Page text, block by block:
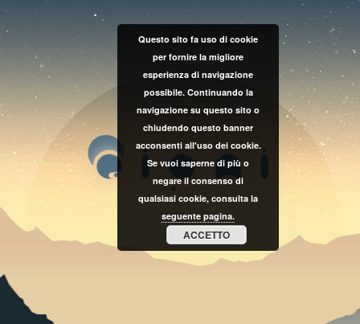
Questo sito fa uso di cookie
per fornire la migliore
esperienza di navigazione
possibile. Continuando la
navigazione su questo sito o
chiudendo questo banner
acconsenti all'uso dei cookie.
Se vuoi saperne di più o
negare il consenso di
qualsiasi cookie, consulta la
seguente pagina.
ACCETTO